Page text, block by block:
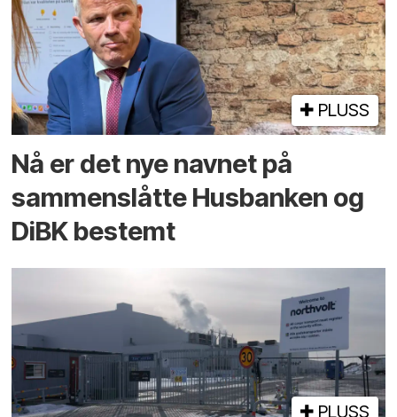
PLUSS
Nå er det nye navnet på
sammenslåtte Husbanken og
DiBK bestemt
PLUSS